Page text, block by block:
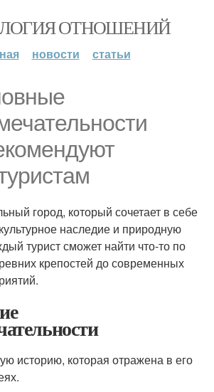
ОТНОШЕНИЙ
новости статьи
город, который сочетает в себе
наследие и природную
турист сможет найти что-то по
крепостей до современных
историю, которая отражена в его